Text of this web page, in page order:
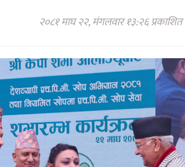
२०८१ माघ २२, मंगलवार १३:२६ प्रकाशित